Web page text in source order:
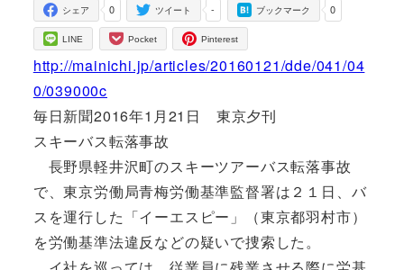
0
シェア -
ツイート 0
ブックマーク
LINE Pocket Pinterest
http://mainichi.jp/articles/20160121/dde/041/04
0/039000c
毎日新聞2016年1月21日 東京夕刊
スキーバス転落事故
長野県軽井沢町のスキーツアーバス転落事故
で、東京労働局青梅労働基準監督署は２１日、バ
スを運行した「イーエスピー」（東京都羽村市）
を労働基準法違反などの疑いで捜索した。